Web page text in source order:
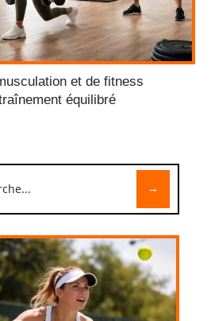
et de fitness
équilibré